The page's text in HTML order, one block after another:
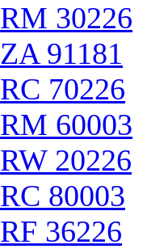
RM 30226
ZA 91181
RC 70226
RM 60003
RW 20226
RC 80003
RF 36226